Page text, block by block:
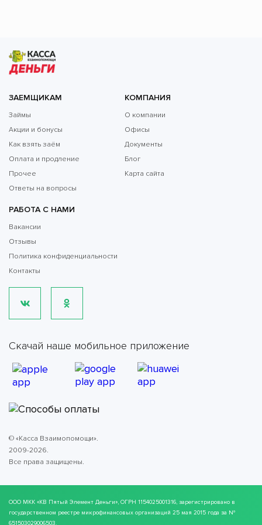
ЗАЕМЩИКАМ
Займы
Акции и бонусы
Как взять заём
Оплата и продление
Прочее
Ответы на вопросы
КОМПАНИЯ
О компании
Офисы
Документы
Блог
Карта сайта
РАБОТА С НАМИ
Вакансии
Отзывы
Политика конфиденциальности
Контакты
Скачай наше мобильное приложение
© «Касса Взаимопомощи».
2009-2026.
Все права защищены.
ООО МКК «КВ Пятый Элемент Деньги», ОГРН 1154025001316, зарегистрировано в
государственном реестре микрофинансовых организаций 25 мая 2015 года за №
651503029006503.